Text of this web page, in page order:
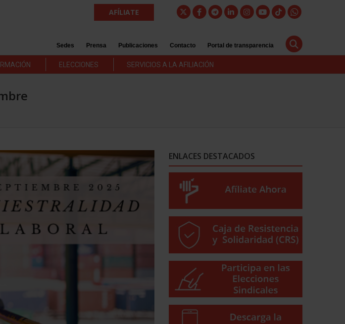
AFÍLIATE
Sedes Prensa Publicaciones Contacto Portal de transparencia
ELECCIONES SERVICIOS A LA AFILIACIÓN
ENLACES DESTACADOS